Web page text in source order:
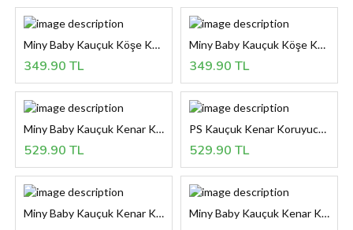
Miny Baby Kauçuk Köşe Koruyucu / 4' lü - SİYAH
349.90 TL
Miny Baby Kauçuk Köşe Koruyucu / 4' lü - KREM
349.90 TL
Miny Baby Kauçuk Kenar Koruyucu-GRİ
529.90 TL
PS Kauçuk Kenar Koruyucu-KREM
529.90 TL
Miny Baby Kauçuk Kenar Koruyucu-SİYAH Miny Baby Kauçuk Kenar Koruyucu-KAHVERENGİ